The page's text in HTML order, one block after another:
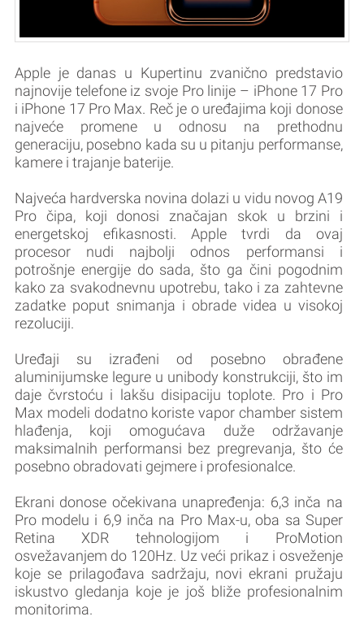
Apple je danas u Kupertinu zvanično predstavio
najnovije telefone iz svoje Pro linije – iPhone 17 Pro
i iPhone 17 Pro Max. Reč je o uređajima koji donose
najveće promene u odnosu na prethodnu
generaciju, posebno kada su u pitanju performanse,
kamere i trajanje baterije.
Najveća hardverska novina dolazi u vidu novog A19
Pro čipa, koji donosi značajan skok u brzini i
energetskoj efikasnosti. Apple tvrdi da ovaj
procesor nudi najbolji odnos performansi i
potrošnje energije do sada, što ga čini pogodnim
kako za svakodnevnu upotrebu, tako i za zahtevne
zadatke poput snimanja i obrade videa u visokoj
rezoluciji.
Uređaji su izrađeni od posebno obrađene
aluminijumske legure u unibody konstrukciji, što im
daje čvrstoću i lakšu disipaciju toplote. Pro i Pro
Max modeli dodatno koriste vapor chamber sistem
hlađenja, koji omogućava duže održavanje
maksimalnih performansi bez pregrevanja, što će
posebno obradovati gejmere i profesionalce.
Ekrani donose očekivana unapređenja: 6,3 inča na
Pro modelu i 6,9 inča na Pro Max-u, oba sa Super
Retina XDR tehnologijom i ProMotion
osvežavanjem do 120Hz. Uz veći prikaz i osveženje
koje se prilagođava sadržaju, novi ekrani pružaju
iskustvo gledanja koje je još bliže profesionalnim
monitorima.